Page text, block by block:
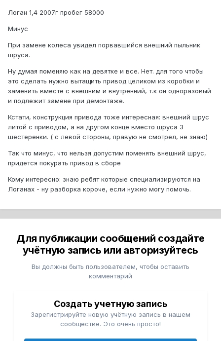
Логан 1,4 2007г пробег 58000
Минус
При замене колеса увидел порвавшийся внешний пыльник
шруса.
Ну думая поменяю как на девятке и все. Нет. для того чтобы
это сделать нужно вытащить привод целиком из коробки и
заменить вместе с внешним и внутренний, т.к он одноразовый
и подлежит замене при демонтаже.
Кстати, конструкция привода тоже интересная: внешний шрус
литой с приводом, а на другом конце вместо шруса 3
шестеренки. ( с левой стороны, правую не смотрел, не знаю)
Так что минус, что нельзя допустим поменять внешний шрус,
придется покурать привод в сборе
Кому интересно: знаю ребят которые специализируются на
Логанах - ну разборка короче, если нужно могу помочь.
Для публикации сообщений создайте
учётную запись или авторизуйтесь
Вы должны быть пользователем, чтобы оставить
комментарий
Создать учетную запись
Зарегистрируйте новую учётную запись в нашем
сообществе. Это очень просто!